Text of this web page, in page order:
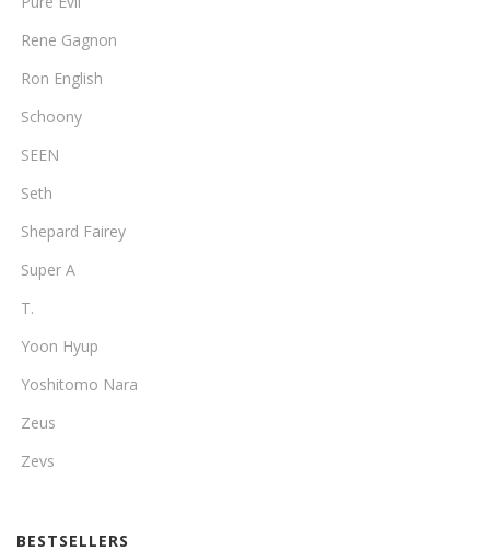
Rene Gagnon
Ron English
Schoony
SEEN
Seth
Shepard Fairey
Super A
T.
Yoon Hyup
Yoshitomo Nara
Zeus
Zevs
BESTSELLERS